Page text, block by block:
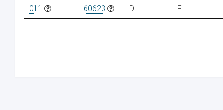
011 60623 D F